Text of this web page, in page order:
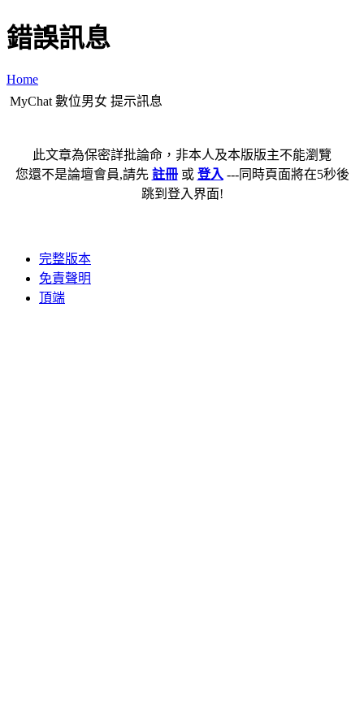
錯誤訊息
Home
MyChat 數位男女 提示訊息
此文章為保密詳批論命，非本人及本版版主不能瀏覽
您還不是論壇會員,請先 註冊或 登入 ---同時頁面將在5秒後
跳到登入界面!
完整版本
免責聲明
頂端